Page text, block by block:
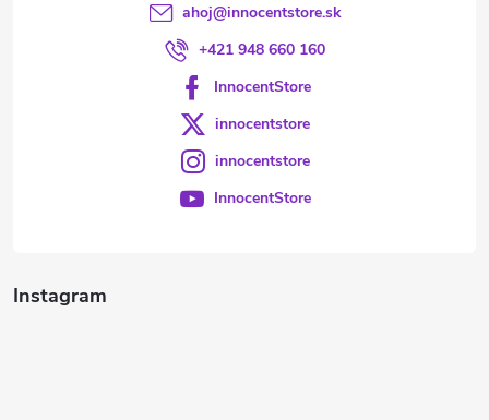
Instagram
ahoj@innocentstore.sk
+421 948 660 160
InnocentStore
innocentstore
innocentstore
InnocentStore